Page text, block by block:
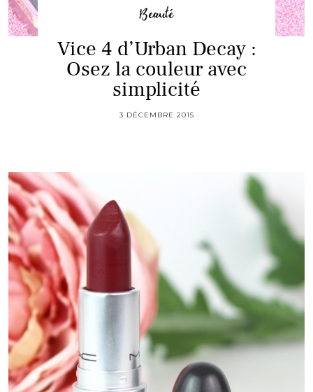
Beauté
Vice 4 d’Urban Decay :
Osez la couleur avec
simplicité
3 DÉCEMBRE 2015